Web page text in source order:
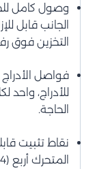
وصول كامل
الجانب قابل
التخزين فوق
للأدراج،
الحاجة.
نقاط تثبيت